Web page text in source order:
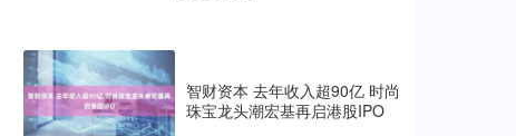
智财资本 去年收入超90亿 时尚
珠宝龙头潮宏基再启港股IPO